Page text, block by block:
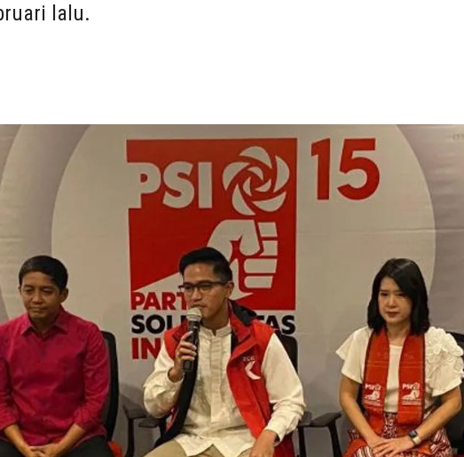
lalu.